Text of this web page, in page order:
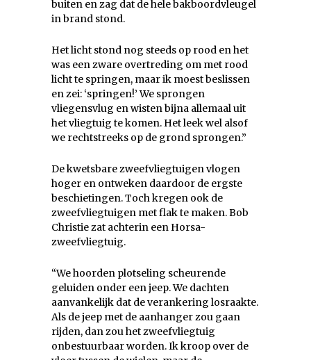
buiten en zag dat de hele bakboordvleugel
in brand stond.
Het licht stond nog steeds op rood en het
was een zware overtreding om met rood
licht te springen, maar ik moest beslissen
en zei: ‘springen!’ We sprongen
vliegensvlug en wisten bijna allemaal uit
het vliegtuig te komen. Het leek wel alsof
we rechtstreeks op de grond sprongen.”
De kwetsbare zweefvliegtuigen vlogen
hoger en ontweken daardoor de ergste
beschietingen. Toch kregen ook de
zweefvliegtuigen met flak te maken. Bob
Christie zat achterin een Horsa-
zweefvliegtuig.
“We hoorden plotseling scheurende
geluiden onder een jeep. We dachten
aanvankelijk dat de verankering losraakte.
Als de jeep met de aanhanger zou gaan
rijden, dan zou het zweefvliegtuig
onbestuurbaar worden. Ik kroop over de